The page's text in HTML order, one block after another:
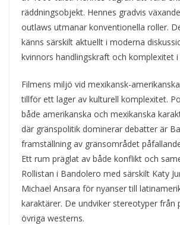
räddningsobjekt. Hennes gradvis
outlaws utmanar konventionella roller.
känns särskilt aktuellt i moderna
kvinnors handlingskraft och komplexitet
Filmens miljö vid mexikansk-
tillför ett lager av kulturell komplexitet.
både amerikanska och mexikanska
där gränspolitik dominerar debatter är
framställning av gränsområdet
Ett rum präglat av både konflikt och
Rollistan i Bandolero med särskilt Katy
Michael Ansara för nyanser till
karaktärer. De undviker stereotyper från
övriga westerns.